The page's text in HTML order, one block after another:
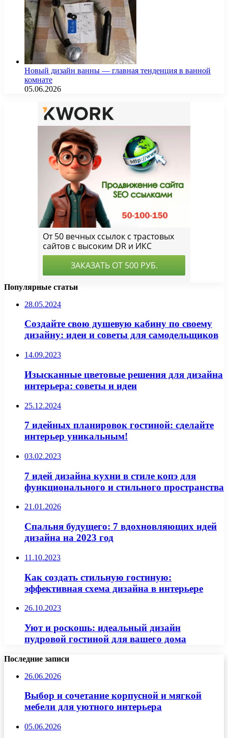
Новый дизайн ванны — главная тенденция в ванной
комнате
05.06.2026
Популярные статьи
28.05.2024
Создайте свою душевую кабину по своему
дизайну: идеи и советы для самодельщиков
14.09.2023
Изысканные цветовые решения для дизайна
интерьера: советы и идеи
25.12.2024
7 идейных планировок гостиной: сделайте
интерьер уникальным!
03.02.2023
7 идей дизайна кухни в стиле копэ для
функционального и стильного пространства
21.01.2026
Спальня будущего: 7 вдохновляющих идей
дизайна на 2023 год
11.10.2023
Как создать стильную гостиную:
эффективная схема дизайна в интерьере
26.10.2023
Уют и роскошь: идеальный дизайн
пудровой гостиной для вашего дома
Последние записи
26.06.2026
Выбор и сочетание корпусной и мягкой
мебели для уютного интерьера
05.06.2026